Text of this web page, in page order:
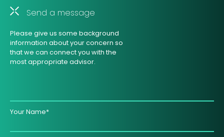
Send a message
Please give us some background
information about your concern so
that we can connect you with the
most appropriate advisor.
Your Name*